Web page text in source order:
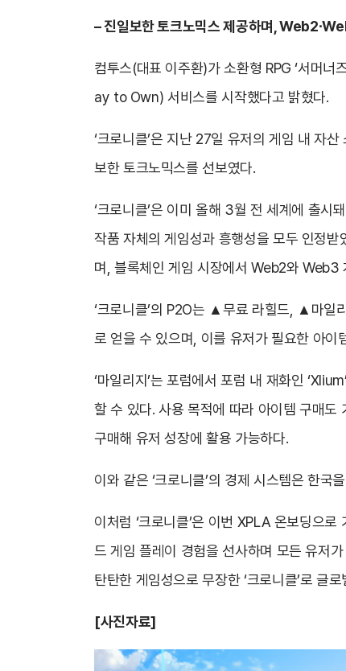
– 진일보한 토크노믹스 제공하며,
컴투스(대표 이주환)가 소환형 RPG ‘서머
ay to Own) 서비스를 시작했다고 밝혔다.
‘크로니클’은 지난 27일 유저의 게임 내 자
보한 토크노믹스를 선보였다.
‘크로니클’은 이미 올해 3월 전 세계에 출시
작품 자체의 게임성과 흥행성을 모두 인정
며, 블록체인 게임 시장에서 Web2와 Web3
‘크로니클’의 P2O는 ▲무료 라힐드, ▲마일
로 얻을 수 있으며, 이를 유저가 필요한 아이
‘마일리지’는 포럼에서 포럼 내 재화인
할 수 있다. 사용 목적에 따라 아이템 구매도
구매해 유저 성장에 활용 가능하다.
이와 같은 ‘크로니클’의 경제 시스템은 한
이처럼 ‘크로니클’은 이번 XPLA 온보딩으
드 게임 플레이 경험을 선사하며 모든 유저
탄탄한 게임성으로 무장한 ‘크로니클’로 글
[사진자료]